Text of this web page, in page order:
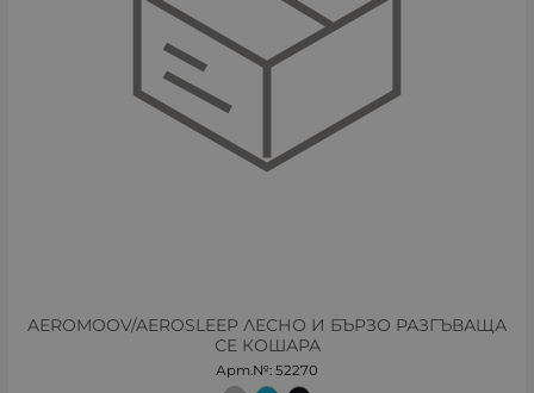
AEROMOOV/AEROSLEEP ЛЕСНО И БЪРЗО РАЗГЪВАЩА
СЕ КОШАРА
Арт.№: 52270